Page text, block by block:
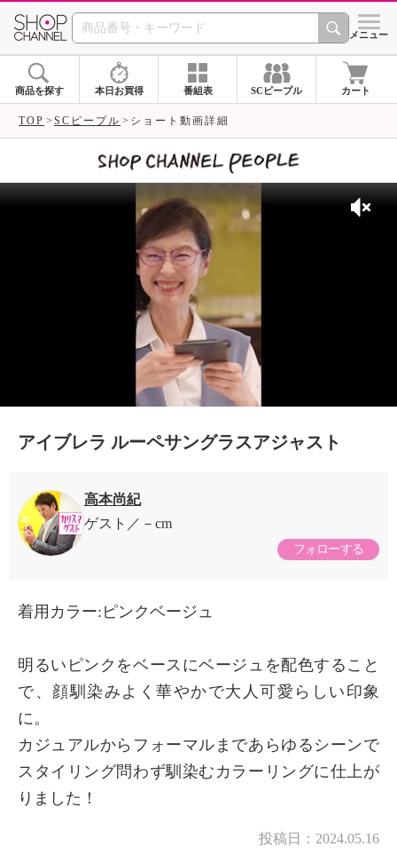
SHOP CHANNEL シメニュー
商品を探す 本日お買得 番組表 SCピープル カート
TOP SCピープル ショート動画詳細
× 商品紹介
アイブレラ ルーペサングラスアジャスト
高本尚紀
ゲスト
－cm
フォローする
着用カラー:ピンクベージュ
明るいピンクをベースにベージュを配色すること
で、顔馴染みよく華やかで大人可愛らしい印象
に。
カジュアルからフォーマルまであらゆるシーンで
スタイリング問わず馴染むカラーリングに仕上が
りました！
投稿日： 2024.05.16